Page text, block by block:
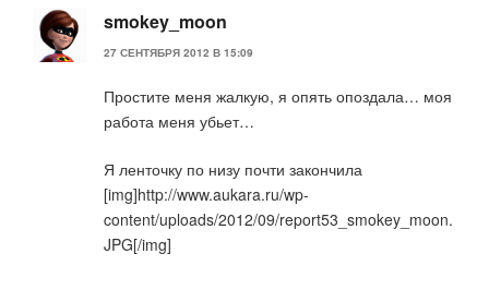
smokey_moon
27 СЕНТЯБРЯ 2012 В 15:09
Простите меня жалкую, я опять опоздала… моя
работа меня убьет…
Я ленточку по низу почти закончила
[img]http://www.aukara.ru/wp-
content/uploads/2012/09/report53_smokey_moon.
JPG[/img]